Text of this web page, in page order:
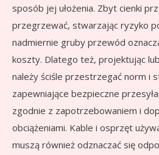
sposób jej ułożenia. Zbyt cienki
przegrzewać, stwarzając ryzyko
nadmiernie gruby przewód
koszty. Dlatego też, projektując
należy ściśle przestrzegać norm i
zapewniające bezpieczne
zgodnie z zapotrzebowaniem i
obciążeniami. Kable i osprzęt
muszą również odznaczać się